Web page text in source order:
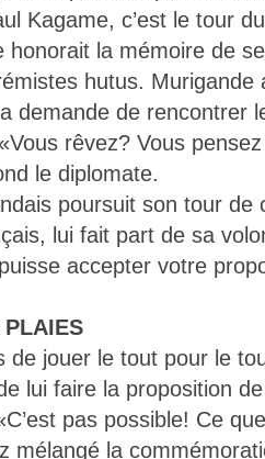
Kagame, c’est le tour
honorait la mémoire de
hutus. Murigande
demande de rencontrer
rêvez? Vous
le diplomate.
poursuit son tour de
lui fait part de sa
accepter votre
PLAIES
de jouer le tout pour le
lui faire la proposition
pas possible! Ce
mélangé la